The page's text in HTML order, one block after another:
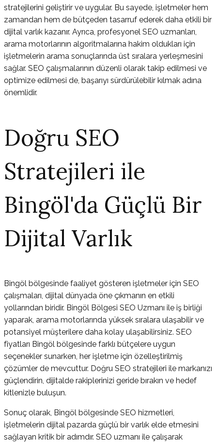
stratejilerini geliştirir ve uygular. Bu sayede, işletmeler hem
zamandan hem de bütçeden tasarruf ederek daha etkili bir
dijital varlık kazanır. Ayrıca, profesyonel SEO uzmanları,
arama motorlarının algoritmalarına hakim oldukları için
işletmelerin arama sonuçlarında üst sıralara yerleşmesini
sağlar. SEO çalışmalarının düzenli olarak takip edilmesi ve
optimize edilmesi de, başarıyı sürdürülebilir kılmak adına
önemlidir.
Doğru SEO
Stratejileri ile
Bingöl'da Güçlü Bir
Dijital Varlık
Bingöl bölgesinde faaliyet gösteren işletmeler için SEO
çalışmaları, dijital dünyada öne çıkmanın en etkili
yollarından biridir. Bingöl Bölgesi SEO Uzmanı ile iş birliği
yaparak, arama motorlarında yüksek sıralara ulaşabilir ve
potansiyel müşterilere daha kolay ulaşabilirsiniz. SEO
fiyatları Bingöl bölgesinde farklı bütçelere uygun
seçenekler sunarken, her işletme için özelleştirilmiş
çözümler de mevcuttur. Doğru SEO stratejileri ile markanızı
güçlendirin, dijitalde rakiplerinizi geride bırakın ve hedef
kitlenizle buluşun.
Sonuç olarak, Bingöl bölgesinde SEO hizmetleri,
işletmelerin dijital pazarda güçlü bir varlık elde etmesini
sağlayan kritik bir adımdır. SEO uzmanı ile çalışarak